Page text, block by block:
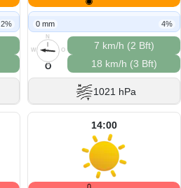
2% 0 mm 4%
N
O
S
W
O
7 km/h (2 Bft)
18 km/h (3 Bft)
1021 hPa
14:00